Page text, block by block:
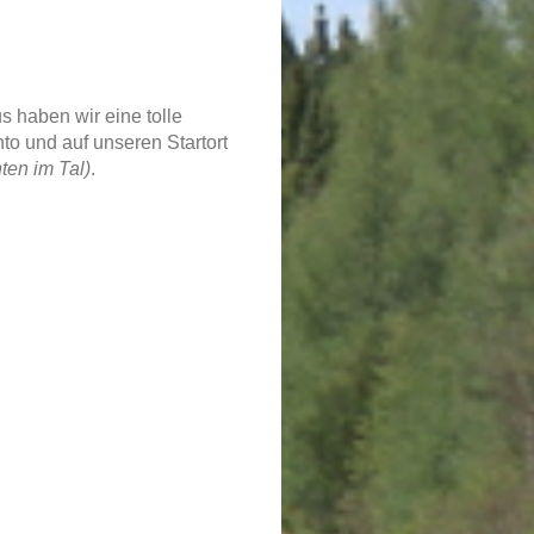
haben wir eine tolle
und auf unseren Startort
im Tal).